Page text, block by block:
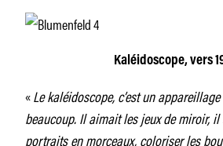
Kaléidoscope, vers
«Le kaléidoscope, c’est un
beaucoup. Il aimait les jeux de miroir,
portraits en morceaux, coloriser les